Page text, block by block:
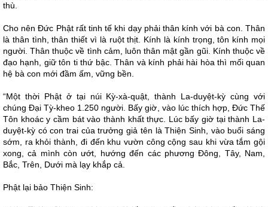
thù.
Cho nên Đức Phật rất tinh tế khi dạy phải thân kính với bà con. Thân
là thân tình, thân thiết vì là ruột thịt. Kính là kính trọng, tôn kính mọi
người. Thân thuộc về tình cảm, luôn thân mật gần gũi. Kính thuộc về
đạo hạnh, giữ tôn ti thứ bậc. Thân và kính phải hài hòa thì mối quan
hệ bà con mới đầm ấm, vững bền.
“Một thời Phật ở tại núi Kỳ-xà-quật, thành La-duyệt-kỳ cùng với
chúng Đại Tỳ-kheo 1.250 người. Bấy giờ, vào lúc thích hợp, Ðức Thế
Tôn khoác y cầm bát vào thành khất thực. Lúc bấy giờ tại thành La-
duyệt-kỳ có con trai của trưởng giả tên là Thiện Sinh, vào buổi sáng
sớm, ra khỏi thành, đi đến khu vườn công cộng sau khi vừa tắm gội
xong, cả mình còn ướt, hướng đến các phương Đông, Tây, Nam,
Bắc, Trên, Dưới mà lạy khắp cả.
Phật lại bảo Thiện Sinh: